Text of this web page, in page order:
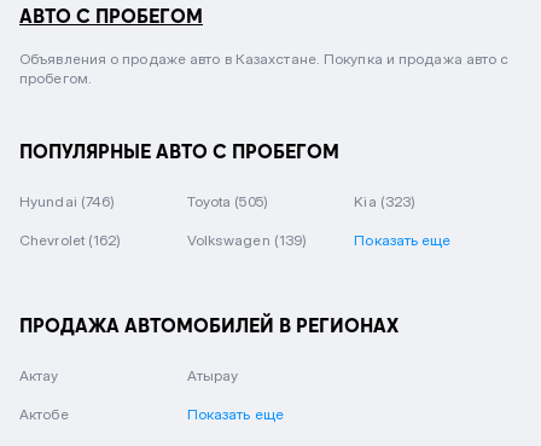
АВТО С ПРОБЕГОМ
Объявления о продаже авто в Казахстане. Покупка и продажа авто с
пробегом.
ПОПУЛЯРНЫЕ АВТО С ПРОБЕГОМ
Hyundai (746) Toyota (505) Kia (323)
Chevrolet (162) Volkswagen (139) Показать еще
ПРОДАЖА АВТОМОБИЛЕЙ В РЕГИОНАХ
Актау
Актобе
Атырау
Показать еще